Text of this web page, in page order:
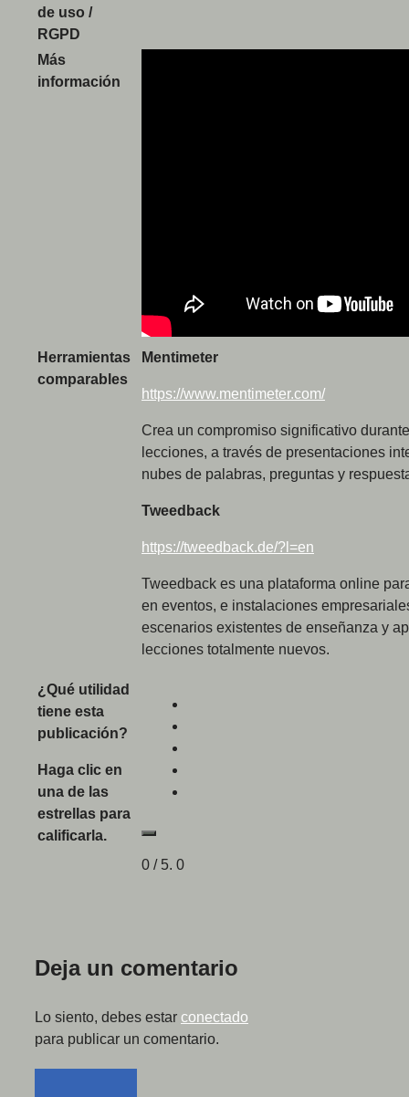
de uso /
RGPD
Más
información
Herramientas
comparables
Mentimeter
https://www.mentimeter.com/
Crea un compromiso significativo
lecciones, a través de presentaciones
nubes de palabras, preguntas y
Tweedback
https://tweedback.de/?l=en
Tweedback es una plataforma online
en eventos, e instalaciones
escenarios existentes de enseñanza y
lecciones totalmente nuevos.
¿Qué utilidad
tiene esta
publicación?
Haga clic en
una de las
estrellas para
calificarla.
0 / 5. 0
Deja un comentario
Lo siento, debes estar conectado
para publicar un comentario.